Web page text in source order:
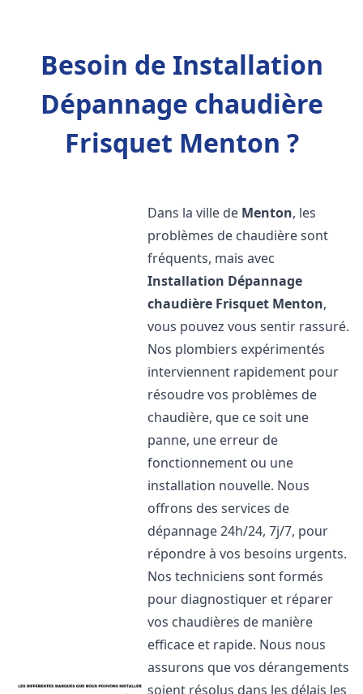
Besoin de Installation
Dépannage chaudière
Frisquet Menton ?
Dans la ville de Menton, les
problèmes de chaudière sont
fréquents, mais avec
Installation Dépannage
chaudière Frisquet Menton,
vous pouvez vous sentir rassuré.
Nos plombiers expérimentés
interviennent rapidement pour
résoudre vos problèmes de
chaudière, que ce soit une
panne, une erreur de
fonctionnement ou une
installation nouvelle. Nous
offrons des services de
dépannage 24h/24, 7j/7, pour
répondre à vos besoins urgents.
Nos techniciens sont formés
pour diagnostiquer et réparer
vos chaudières de manière
efficace et rapide. Nous nous
assurons que vos dérangements
soient résolus dans les délais les